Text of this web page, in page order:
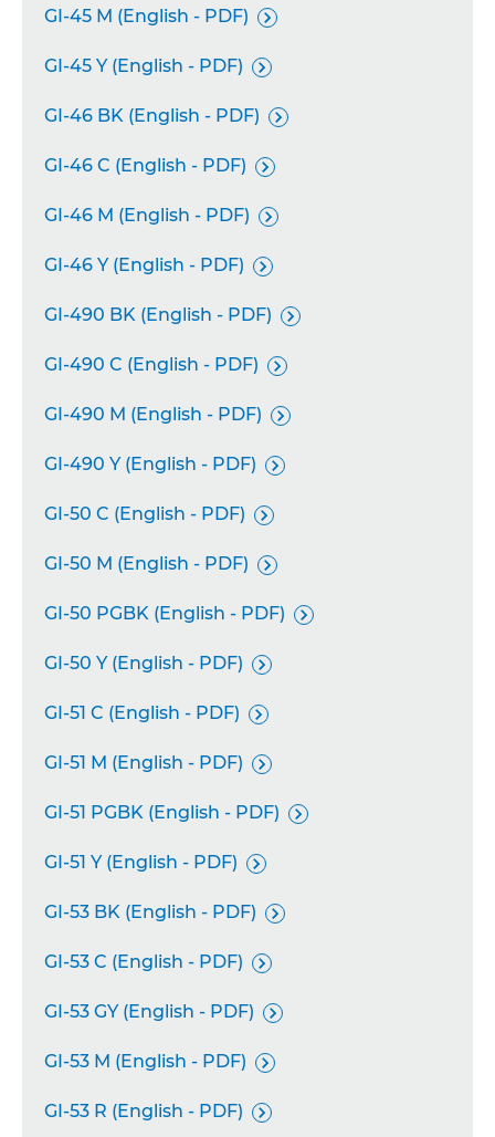
GI-45 M (English - PDF) 
GI-45 Y (English - PDF) 
GI-46 BK (English - PDF) 
GI-46 C (English - PDF) 
GI-46 M (English - PDF) 
GI-46 Y (English - PDF) 
GI-490 BK (English - PDF) 
GI-490 C (English - PDF) 
GI-490 M (English - PDF) 
GI-490 Y (English - PDF) 
GI-50 C (English - PDF) 
GI-50 M (English - PDF) 
GI-50 PGBK (English - PDF) 
GI-50 Y (English - PDF) 
GI-51 C (English - PDF) 
GI-51 M (English - PDF) 
GI-51 PGBK (English - PDF) 
GI-51 Y (English - PDF) 
GI-53 BK (English - PDF) 
GI-53 C (English - PDF) 
GI-53 GY (English - PDF) 
GI-53 M (English - PDF) 
GI-53 R (English - PDF) 